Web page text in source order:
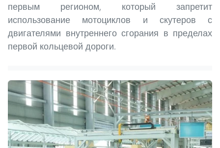
первым регионом, который запретит
использование мотоциклов и скутеров с
двигателями внутреннего сгорания в пределах
первой кольцевой дороги.